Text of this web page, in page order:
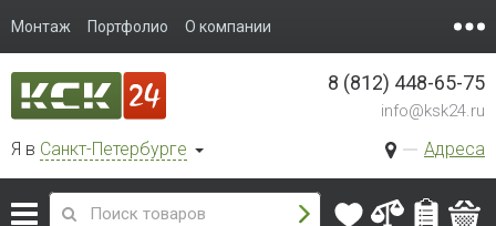
Монтаж Портфолио О компании
Я в Санкт-Петербурге Адреса
8 (812) 448-65-75
info@ksk24.ru